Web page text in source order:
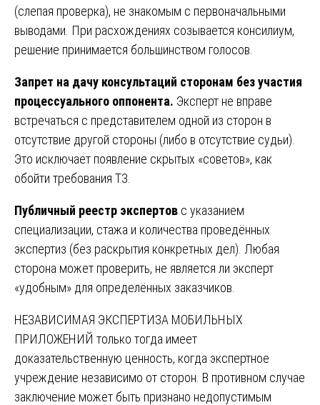
(слепая проверка), не знакомым с первоначальными
выводами. При расхождениях созывается консилиум,
решение принимается большинством голосов.
Запрет на дачу консультаций сторонам без участия
процессуального оппонента. Эксперт не вправе
встречаться с представителем одной из сторон в
отсутствие другой стороны (либо в отсутствие судьи).
Это исключает появление скрытых «советов», как
обойти требования ТЗ.
Публичный реестр экспертов с указанием
специализации, стажа и количества проведённых
экспертиз (без раскрытия конкретных дел). Любая
сторона может проверить, не является ли эксперт
«удобным» для определённых заказчиков.
НЕЗАВИСИМАЯ ЭКСПЕРТИЗА МОБИЛЬНЫХ
ПРИЛОЖЕНИЙ только тогда имеет
доказательственную ценность, когда экспертное
учреждение независимо от сторон. В противном случае
заключение может быть признано недопустимым